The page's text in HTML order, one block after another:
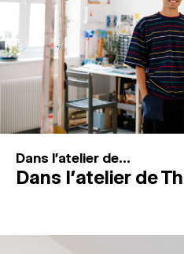
ESPACES DE PRATIQUE
Recherche
Connexion
Dans l'atelier de...
Dans l’atelier de